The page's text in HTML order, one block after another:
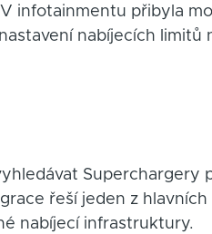
infotainmentu přibyla
nabíjecích limitů
Superchargery
řeší jeden z hlavních
nabíjecí infrastruktury.